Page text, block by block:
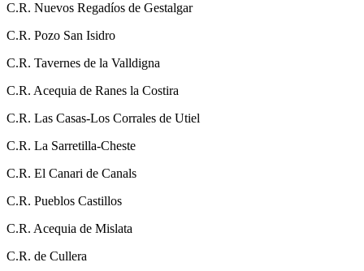
C.R. Nuevos Regadíos de Gestalgar
C.R. Pozo San Isidro
C.R. Tavernes de la Valldigna
C.R. Acequia de Ranes la Costira
C.R. Las Casas-Los Corrales de Utiel
C.R. La Sarretilla-Cheste
C.R. El Canari de Canals
C.R. Pueblos Castillos
C.R. Acequia de Mislata
C.R. de Cullera